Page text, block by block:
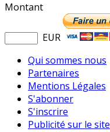
Montant
EUR
Qui sommes nous
Partenaires
Mentions Légales
S'abonner
S'inscrire
Publicité sur le site